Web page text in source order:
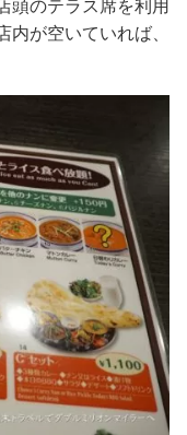
頭のテラス席を利用
が空いていれば、